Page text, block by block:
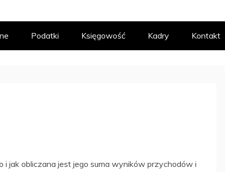
Podatki Księgowość Kadry Kontakt
jak obliczana jest jego suma wyników przychodów i